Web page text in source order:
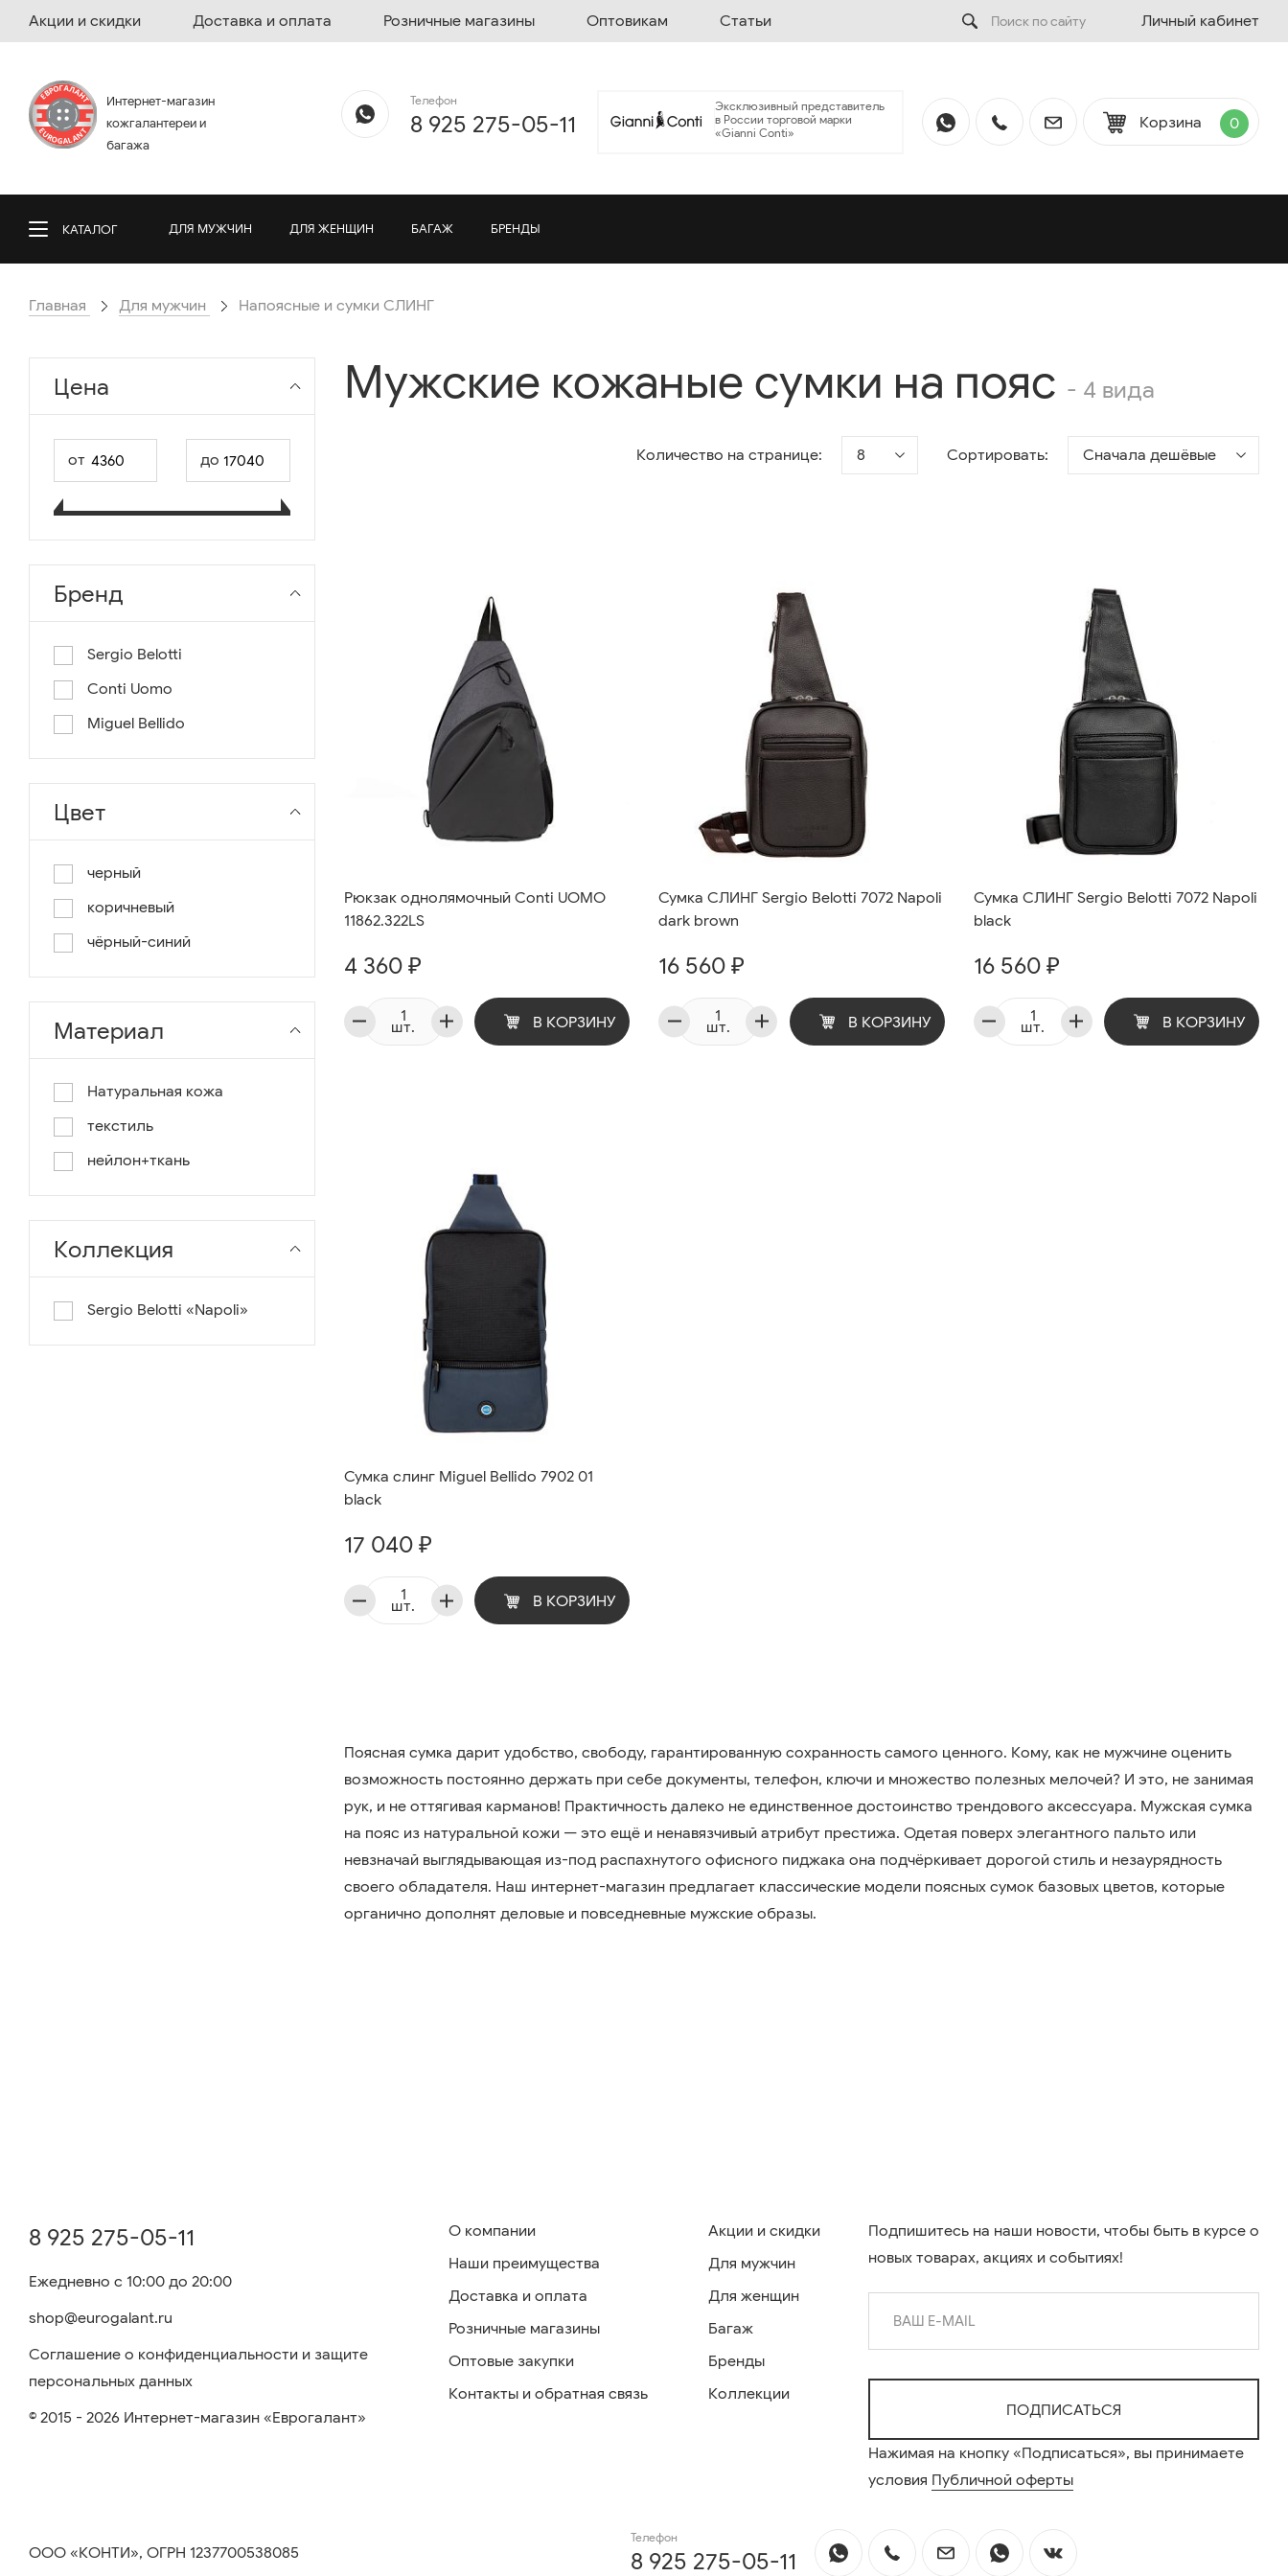
Акции и скидки Доставка и оплата Розничные магазины Оптовикам Статьи Личный кабинет
Интернет-магазин
кожгалантереи и
багажа
Телефон
8 925 275-05-11
Эксклюзивный представитель
в России торговой марки
«Gianni Conti»
Корзина 0
КАТАЛОГ ДЛЯ МУЖЧИН ДЛЯ ЖЕНЩИН БАГАЖ БРЕНДЫ
Главная Для мужчин Напоясные и сумки СЛИНГ
Цена
от до
Бренд
Sergio Belotti
Conti Uomo
Miguel Bellido
Цвет
черный
коричневый
чёрный-синий
Материал
Натуральная кожа
текстиль
нейлон+ткань
Коллекция
Sergio Belotti «Napoli»
Мужские кожаные сумки на пояс - 4 вида
Количество на странице: 8 Сортировать: Сначала дешёвые
Рюкзак однолямочный Conti UOMO
11862.322LS
4 360 ₽
шт. В КОРЗИНУ
Сумка СЛИНГ Sergio Belotti 7072 Napoli
dark brown
16 560 ₽
шт. В КОРЗИНУ
Сумка СЛИНГ Sergio Belotti 7072 Napoli
black
16 560 ₽
шт. В КОРЗИНУ
Сумка слинг Miguel Bellido 7902 01
black
17 040 ₽
шт. В КОРЗИНУ
Поясная сумка дарит удобство, свободу, гарантированную сохранность самого ценного. Кому, как не мужчине оценить
возможность постоянно держать при себе документы, телефон, ключи и множество полезных мелочей? И это, не занимая
рук, и не оттягивая карманов! Практичность далеко не единственное достоинство трендового аксессуара. Мужская сумка
на пояс из натуральной кожи — это ещё и ненавязчивый атрибут престижа. Одетая поверх элегантного пальто или
невзначай выглядывающая из-под распахнутого офисного пиджака она подчёркивает дорогой стиль и незаурядность
своего обладателя. Наш интернет-магазин предлагает классические модели поясных сумок базовых цветов, которые
органично дополнят деловые и повседневные мужские образы.
8 925 275-05-11
Ежедневно с 10:00 до 20:00
shop@eurogalant.ru
Соглашение о конфиденциальности и защите
персональных данных
© 2015 - 2026 Интернет-магазин «Еврогалант»
О компании
Наши преимущества
Доставка и оплата
Розничные магазины
Оптовые закупки
Контакты и обратная связь
Акции и скидки
Для мужчин
Для женщин
Багаж
Бренды
Коллекции
Подпишитесь на наши новости, чтобы быть в курсе о
новых товарах, акциях и событиях!
Нажимая на кнопку «Подписаться», вы принимаете
условия Публичной оферты
ООО «КОНТИ», ОГРН 1237700538085
Телефон
8 925 275-05-11